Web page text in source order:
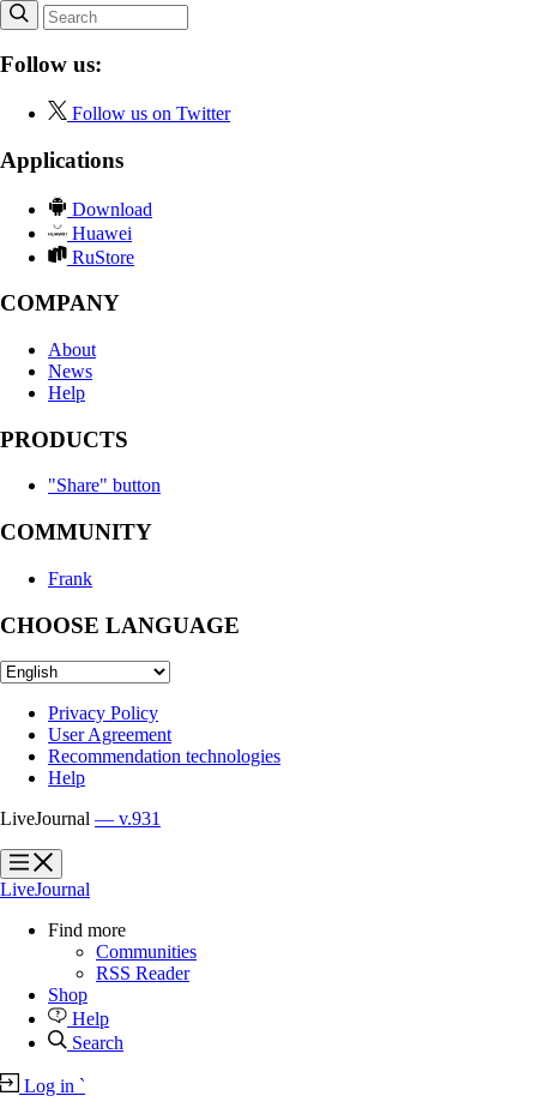
Follow us:
Follow us on Twitter
Applications
Download
Huawei
RuStore
COMPANY
About
News
Help
PRODUCTS
"Share" button
COMMUNITY
Frank
CHOOSE LANGUAGE
Privacy Policy
User Agreement
Recommendation technologies
Help
LiveJournal — v.931
?
?
LiveJournal
Find more
Communities
RSS Reader
Shop
Help
Search
Log in `